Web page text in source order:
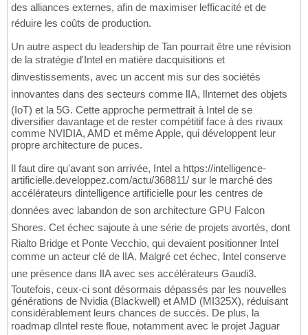
des alliances externes, afin de maximiser lefficacité et de
réduire les coûts de production.
Un autre aspect du leadership de Tan pourrait être une révision
de la stratégie d'Intel en matière dacquisitions et
dinvestissements, avec un accent mis sur des sociétés
innovantes dans des secteurs comme lIA, lInternet des objets
(IoT) et la 5G. Cette approche permettrait à Intel de se
diversifier davantage et de rester compétitif face à des rivaux
comme NVIDIA, AMD et même Apple, qui développent leur
propre architecture de puces.
Il faut dire qu'avant son arrivée, Intel a https://intelligence-
artificielle.developpez.com/actu/368811/ sur le marché des
accélérateurs dintelligence artificielle pour les centres de
données avec labandon de son architecture GPU Falcon
Shores. Cet échec sajoute à une série de projets avortés, dont
Rialto Bridge et Ponte Vecchio, qui devaient positionner Intel
comme un acteur clé de lIA. Malgré cet échec, Intel conserve
une présence dans lIA avec ses accélérateurs Gaudi3.
Toutefois, ceux-ci sont désormais dépassés par les nouvelles
générations de Nvidia (Blackwell) et AMD (MI325X), réduisant
considérablement leurs chances de succès. De plus, la
roadmap dIntel reste floue, notamment avec le projet Jaguar